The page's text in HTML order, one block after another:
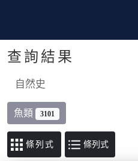
查詢結果
自然史
魚類 3101
條列式